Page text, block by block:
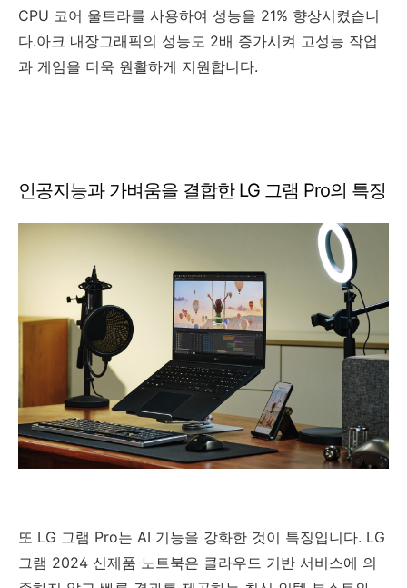
CPU 코어 울트라를 사용하여 성능을 21% 향상시켰습니
다.아크 내장그래픽의 성능도 2배 증가시켜 고성능 작업
과 게임을 더욱 원활하게 지원합니다.
인공지능과 가벼움을 결합한 LG 그램 Pro의 특징
또 LG 그램 Pro는 AI 기능을 강화한 것이 특징입니다. LG
그램 2024 신제품 노트북은 클라우드 기반 서비스에 의